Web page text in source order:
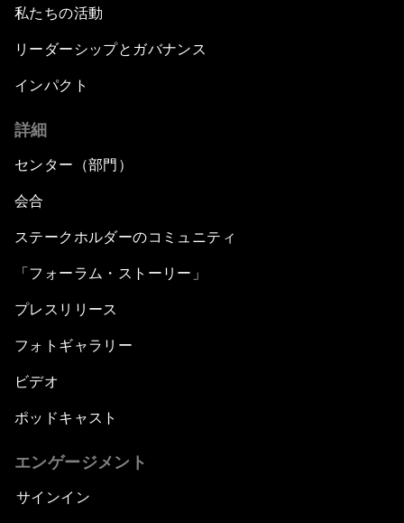
私たちの活動
リーダーシップとガバナンス
インパクト
詳細
センター（部門）
会合
ステークホルダーのコミュニティ
「フォーラム・ストーリー」
プレスリリース
フォトギャラリー
ビデオ
ポッドキャスト
エンゲージメント
サインイン